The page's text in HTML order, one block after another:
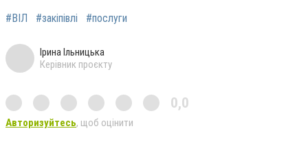
#ВІЛ #закіпівлі #послуги
Ірина Ільницька
Керівник проєкту
0,0
Авторизуйтесь, щоб оцінити